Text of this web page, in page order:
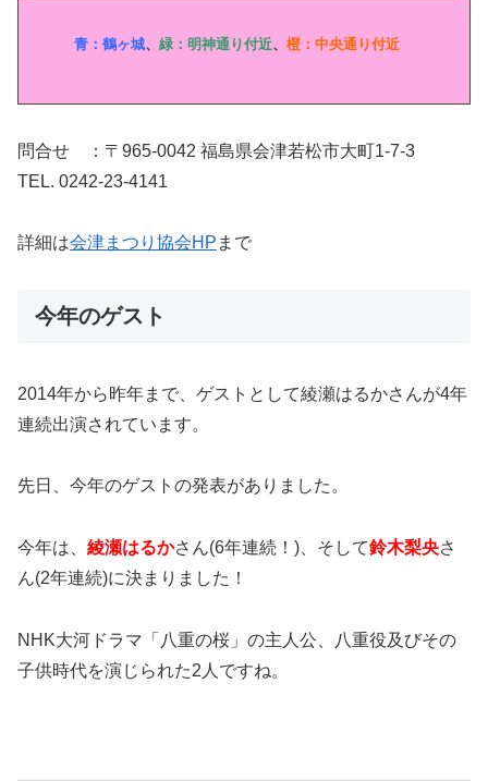
青：鶴ヶ城、 緑：明神通り付近、 橙：中央通り付近
問合せ ：〒965-0042 福島県会津若松市大町1-7-3
TEL. 0242-23-4141
詳細は会津まつり協会HP まで
今年のゲスト
2014年から昨年まで、ゲストとして綾瀬はるかさんが4年
連続出演されています。
先日、今年のゲストの発表がありました。
今年は、 綾瀬はるかさん(6年連続！)、そして鈴木梨央さ
ん(2年連続)に決まりました！
NHK大河ドラマ「八重の桜」の主人公、八重役及びその
子供時代を演じられた2人ですね。